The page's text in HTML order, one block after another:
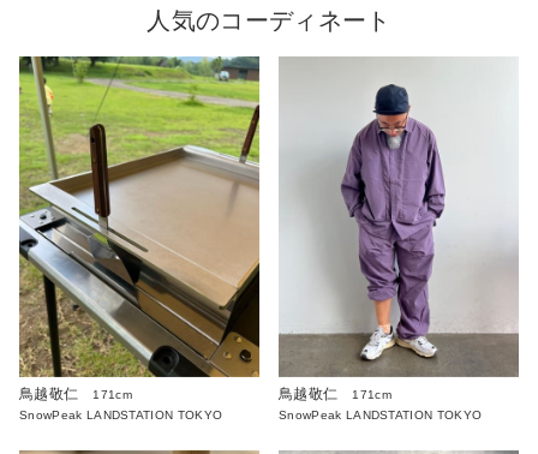
人気のコーディネート
鳥越敬仁
171cm
SnowPeak LANDSTATION TOKYO
鳥越敬仁
171cm
SnowPeak LANDSTATION TOKYO